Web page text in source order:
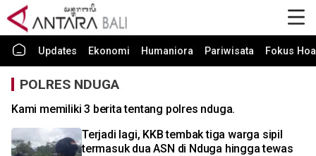
Updates Ekonomi Humaniora Pariwisata Fokus
POLRES NDUGA
Kami memiliki 3 berita tentang polres nduga.
Terjadi lagi, KKB tembak tiga warga sipil
termasuk dua ASN di Nduga hingga tewas